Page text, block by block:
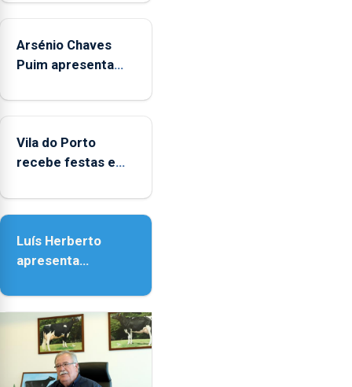
aos
durante
o
de
entre
as
e
as
18h00.
Arsénio Chaves
Puim apresenta
de Vila do Porto
Vila do Porto
recebe festas em
Senhora da
Luís Herberto
apresenta
Paisagem’